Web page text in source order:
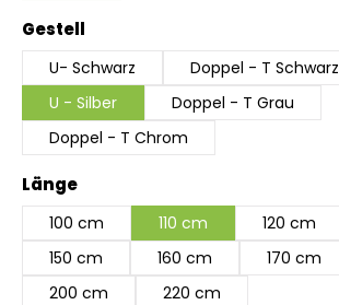
Gestell
U- Schwarz
Doppel - T Schwarz
U - Silber
Doppel - T Grau
Doppel - T Chrom
Längeauswählen
100 cm 110 cm 120 cm
150 cm
160 cm 170 cm
200 cm
220 cm